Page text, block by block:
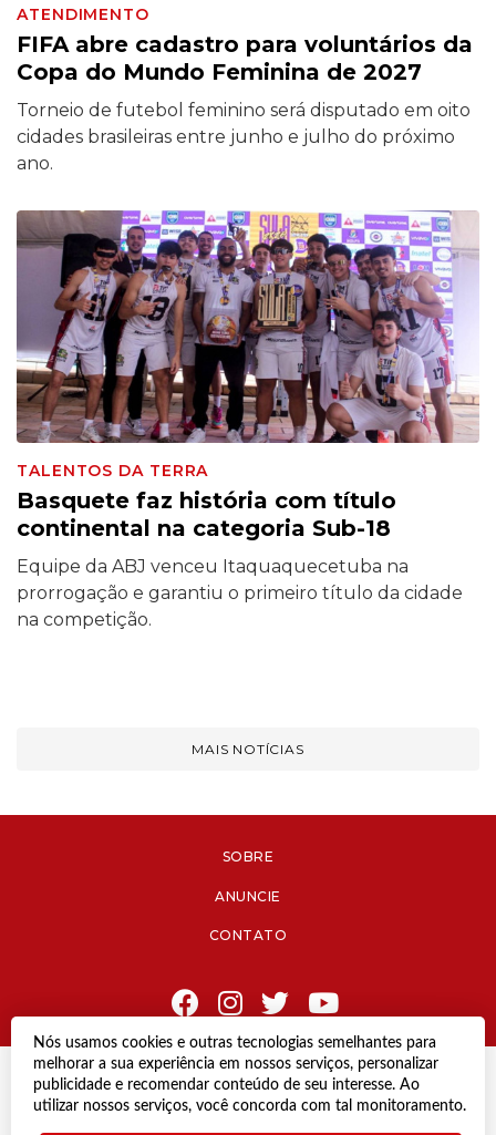
Nós usamos cookies e outras tecnologias semelhantes para
melhorar a sua experiência em nossos serviços, personalizar
publicidade e recomendar conteúdo de seu interesse. Ao
utilizar nossos serviços, você concorda com tal monitoramento.
ATENDIMENTO
FIFA abre cadastro para voluntários da
Copa do Mundo Feminina de 2027
Torneio de futebol feminino será disputado em oito
cidades brasileiras entre junho e julho do próximo
ano.
TALENTOS DA TERRA
Basquete faz história com título
continental na categoria Sub-18
Equipe da ABJ venceu Itaquaquecetuba na
prorrogação e garantiu o primeiro título da cidade
na competição.
MAIS NOTÍCIAS
SOBRE
ANUNCIE
CONTATO
© Copyright 2021 Diário de Jacareí.
Todos os direitos reservados.
Desenvolvido por